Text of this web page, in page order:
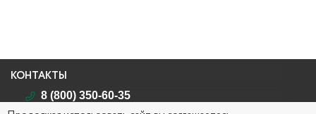
КОНТАКТЫ
8 (800) 350-60-35